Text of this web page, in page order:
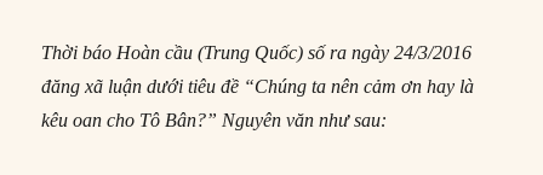
Thời báo Hoàn cầu (Trung Quốc) số ra ngày 24/3/2016
đăng xã luận dưới tiêu đề “Chúng ta nên cảm ơn hay là
kêu oan cho Tô Bân?” Nguyên văn như sau: